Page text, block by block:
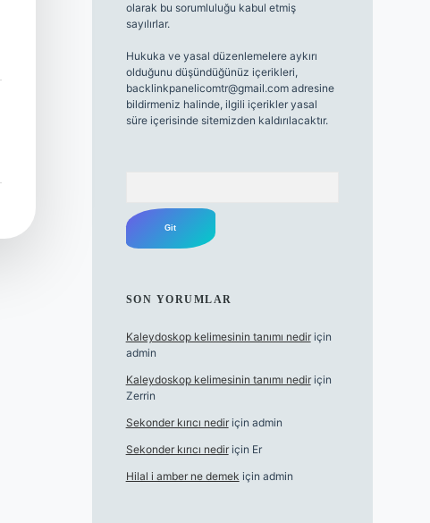
olarak bu sorumluluğu kabul etmiş
sayılırlar.
Hukuka ve yasal düzenlemelere aykırı
olduğunu düşündüğünüz içerikleri,
backlinkpanelicomtr@gmail.comadresine
bildirmeniz halinde, ilgili içerikler yasal
süre içerisinde sitemizden kaldırılacaktır.
SON YORUMLAR
Kaleydoskop kelimesinin tanımı nediriçin
admin
Kaleydoskop kelimesinin tanımı nediriçin
Zerrin
Sekonder kırıcı nediriçin admin
Sekonder kırıcı nediriçin Er
Hilal i amber ne demek için admin